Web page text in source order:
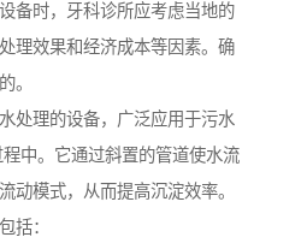
备时，牙科诊所应考虑当地的
理效果和经济成本等因素。确
。
处理的设备，广泛应用于污水
中。它通过斜置的管道使水流
动模式，从而提高沉淀效率。
括：